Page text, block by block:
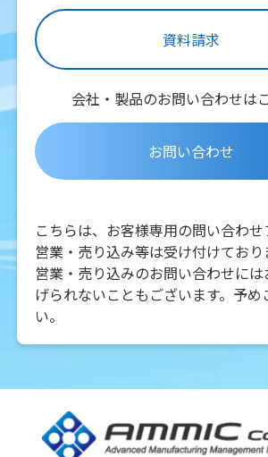
資料請求
会社・製品のお問い合わせは
お問い合わせ
こちらは、お客様専用の問い合わせ
営業・売り込み等は受け付けており
営業・売り込みのお問い合わせに
げられないこともございます。予め
い。